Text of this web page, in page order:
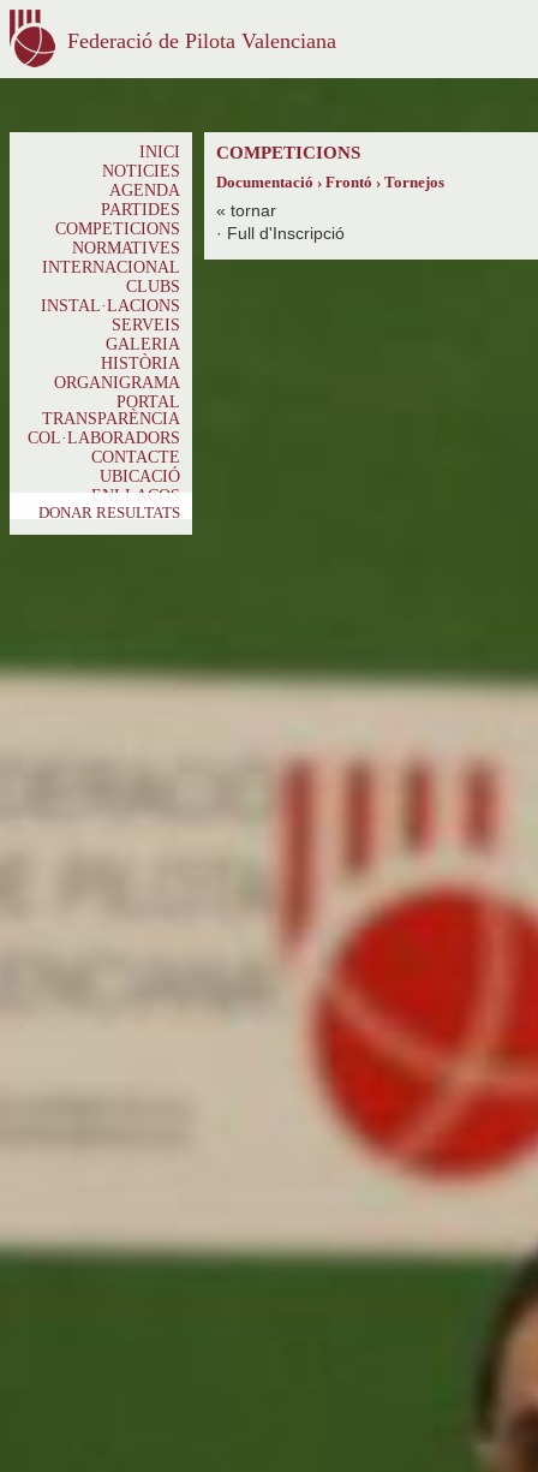
Federació de Pilota Valenciana
INICI
NOTICIES
AGENDA
PARTIDES
COMPETICIONS
NORMATIVES
INTERNACIONAL
CLUBS
INSTAL·LACIONS
SERVEIS
GALERIA
HISTÒRIA
ORGANIGRAMA
PORTAL
TRANSPARÈNCIA
COL·LABORADORS
CONTACTE
UBICACIÓ
ENLLAÇOS
DONAR RESULTATS
COMPETICIONS
Documentació › Frontó › Tornejos
« tornar
· Full d'Inscripció